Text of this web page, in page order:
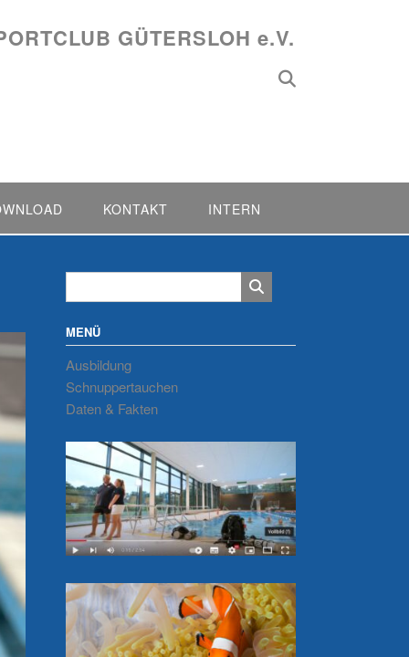
GÜTERSLOH e.V.
KONTAKT INTERN
MENÜ
Ausbildung
Schnuppertauchen
Daten & Fakten